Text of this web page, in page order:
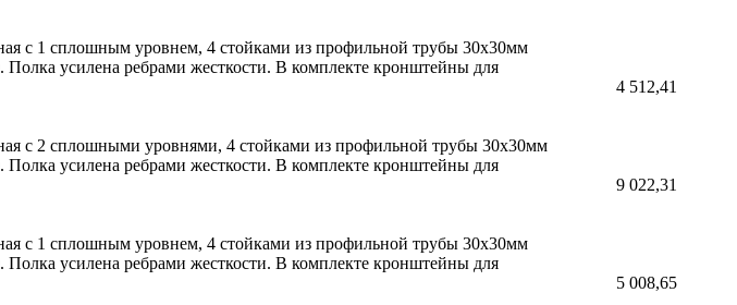
с 1 сплошным уровнем, 4 стойками из профильной трубы 30х30мм
усилена ребрами жесткости. В комплекте кронштейны для
4 512,41
с 2 сплошными уровнями, 4 стойками из профильной трубы 30х30мм
усилена ребрами жесткости. В комплекте кронштейны для
9 022,31
с 1 сплошным уровнем, 4 стойками из профильной трубы 30х30мм
усилена ребрами жесткости. В комплекте кронштейны для
5 008,65